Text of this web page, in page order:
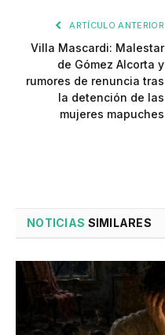
ARTÍCULO ANTERIOR
Villa Mascardi: Malestar
de Gómez Alcorta y
rumores de renuncia tras
la detención de las
mujeres mapuches
NOTICIAS SIMILARES